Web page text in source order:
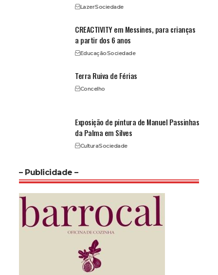
LazerSociedade
CREACTIVITY em Messines, para crianças
a partir dos 6 anos
EducaçãoSociedade
Terra Ruiva de Férias
Concelho
Exposição de pintura de Manuel Passinhas
da Palma em Silves
CulturaSociedade
– Publicidade –